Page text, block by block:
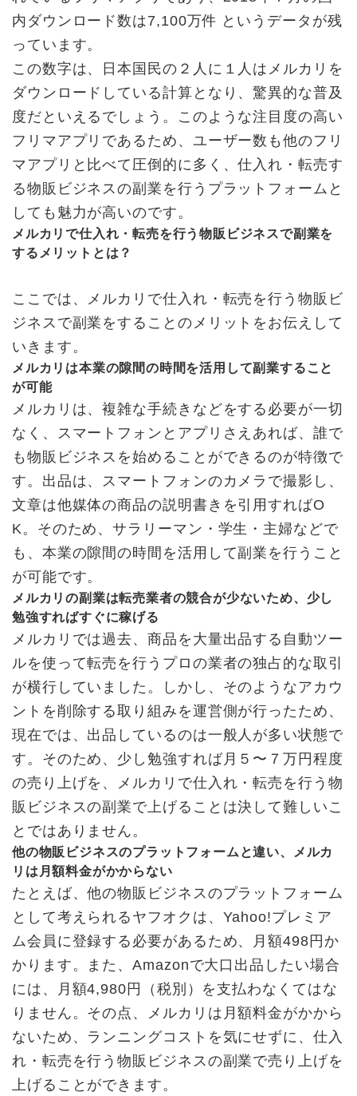
内ダウンロード数は7,100万件 というデータが残
っています。
この数字は、日本国民の２人に１人はメルカリを
ダウンロードしている計算となり、驚異的な普及
度だといえるでしょう。このような注目度の高い
フリマアプリであるため、ユーザー数も他のフリ
マアプリと比べて圧倒的に多く、仕入れ・転売す
る物販ビジネスの副業を行うプラットフォームと
しても魅力が高いのです。
メルカリで仕入れ・転売を行う物販ビジネスで副業を
するメリットとは？
ここでは、メルカリで仕入れ・転売を行う物販ビ
ジネスで副業をすることのメリットをお伝えして
いきます。
メルカリは本業の隙間の時間を活用して副業すること
が可能
メルカリは、複雑な手続きなどをする必要が一切
なく、スマートフォンとアプリさえあれば、誰で
も物販ビジネスを始めることができるのが特徴で
す。出品は、スマートフォンのカメラで撮影し、
文章は他媒体の商品の説明書きを引用すればO
K。そのため、サラリーマン・学生・主婦などで
も、本業の隙間の時間を活用して副業を行うこと
が可能です。
メルカリの副業は転売業者の競合が少ないため、少し
勉強すればすぐに稼げる
メルカリでは過去、商品を大量出品する自動ツー
ルを使って転売を行うプロの業者の独占的な取引
が横行していました。しかし、そのようなアカウ
ントを削除する取り組みを運営側が行ったため、
現在では、出品しているのは一般人が多い状態で
す。そのため、少し勉強すれば月５〜７万円程度
の売り上げを、メルカリで仕入れ・転売を行う物
販ビジネスの副業で上げることは決して難しいこ
とではありません。
他の物販ビジネスのプラットフォームと違い、メルカ
リは月額料金がかからない
たとえば、他の物販ビジネスのプラットフォーム
として考えられるヤフオクは、Yahoo!プレミア
ム会員に登録する必要があるため、月額498円か
かります。また、Amazonで大口出品したい場合
には、月額4,980円（税別）を支払わなくてはな
りません。その点、メルカリは月額料金がかから
ないため、ランニングコストを気にせずに、仕入
れ・転売を行う物販ビジネスの副業で売り上げを
上げることができます。